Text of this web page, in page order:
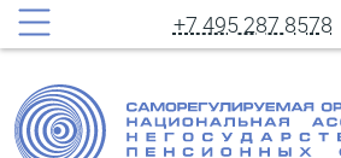
+7 495 287 8578
принудительных
Полное имя: